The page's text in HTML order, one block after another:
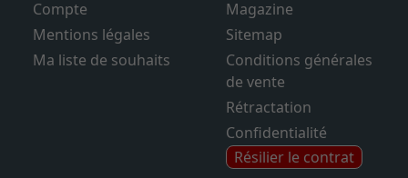
Compte
Mentions légales
Ma liste de souhaits
Magazine
Sitemap
Conditions générales
de vente
Rétractation
Confidentialité
Résilier le contrat